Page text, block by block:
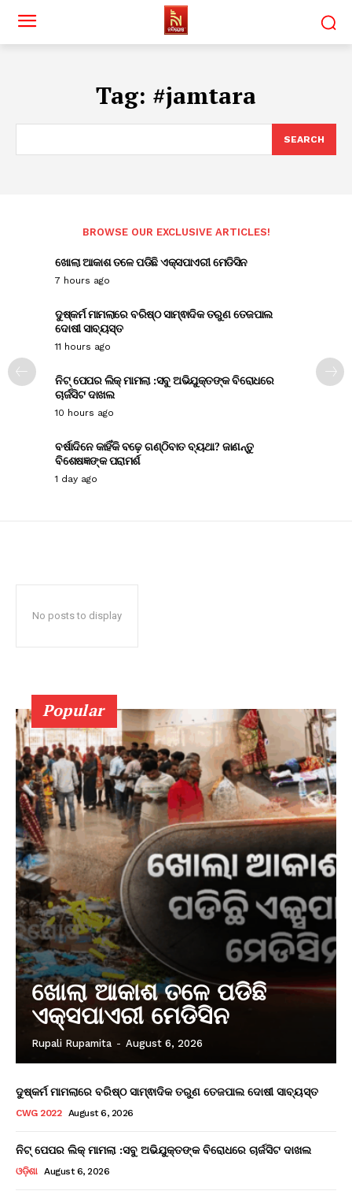
Tag: #jamtara
SEARCH
BROWSE OUR EXCLUSIVE ARTICLES!
ଖୋଲା ଆକାଶ ତଳେ ପଡିଛି ଏକ୍ସପାଏରୀ ମେଡିସିନ
7 hours ago
ଦୁଷ୍କର୍ମ ମାମଲାରେ ବରିଷ୍ଠ ସାମ୍ଵାଦିକ ତରୁଣ ତେଜପାଲ
ଦୋଷୀ ସାବ୍ୟସ୍ତ
11 hours ago
ନିଟ୍ ପେପର ଲିକ୍ ମାମଲା :ସବୁ ଅଭିଯୁକ୍ତଙ୍କ ବିରୋଧରେ
ଚାର୍ଜସିଟ ଦାଖଲ
10 hours ago
ବର୍ଷାଦିନେ କାହିଁକି ବଢ଼େ ଗଣ୍ଠିବାତ ବ୍ୟଥା? ଜାଣନ୍ତୁ
ବିଶେଷଜ୍ଞଙ୍କ ପରାମର୍ଶ
1 day ago
No posts to display
Popular
ଖୋଲା ଆକାଶ ତଳେ ପଡିଛି
ଏକ୍ସପାଏରୀ ମେଡିସିନ
Rupali Rupamita - August 6, 2026
ଦୁଷ୍କର୍ମ ମାମଲାରେ ବରିଷ୍ଠ ସାମ୍ଵାଦିକ ତରୁଣ ତେଜପାଲ ଦୋଷୀ ସାବ୍ୟସ୍ତ
CWG 2022 August 6, 2026
ନିଟ୍ ପେପର ଲିକ୍ ମାମଲା :ସବୁ ଅଭିଯୁକ୍ତଙ୍କ ବିରୋଧରେ ଚାର୍ଜସିଟ ଦାଖଲ
ଓଡ଼ିଶା August 6, 2026